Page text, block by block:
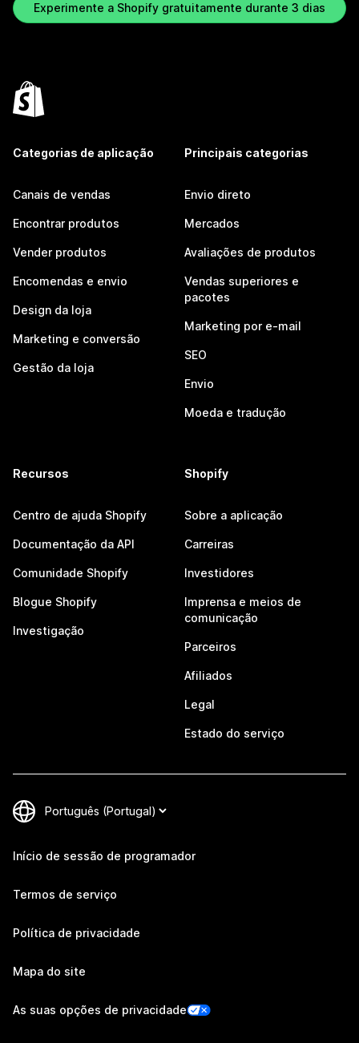
Experimente a Shopify gratuitamente durante 3 dias
Categorias de aplicação
Canais de vendas
Encontrar produtos
Vender produtos
Encomendas e envio
Design da loja
Marketing e conversão
Gestão da loja
Principais categorias
Envio direto
Mercados
Avaliações de produtos
Vendas superiores e
pacotes
Marketing por e-mail
SEO
Envio
Moeda e tradução
Recursos
Centro de ajuda Shopify
Documentação da API
Comunidade Shopify
Blogue Shopify
Investigação
Shopify
Sobre a aplicação
Carreiras
Investidores
Imprensa e meios de
comunicação
Parceiros
Afiliados
Legal
Estado do serviço
Início de sessão de programador
Termos de serviço
Política de privacidade
Mapa do site
As suas opções de privacidade